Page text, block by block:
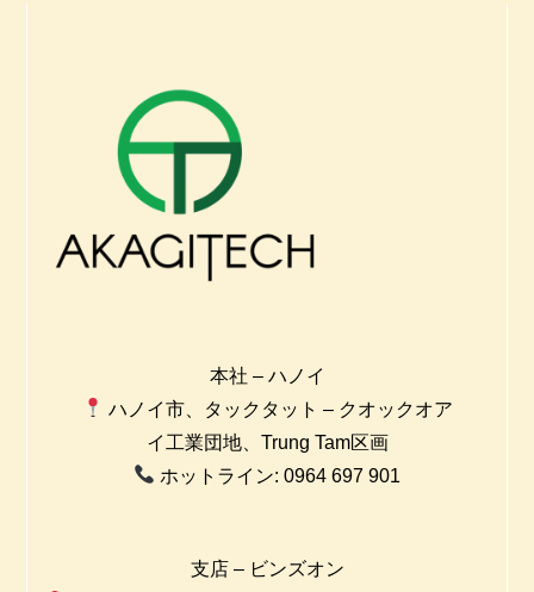
本社 – ハノイ
ハノイ市、タックタット – クオックオア
イ工業団地、Trung Tam区画
ホットライン: 0964 697 901
支店 – ビンズオン